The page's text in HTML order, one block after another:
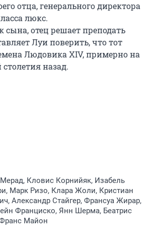
отца, генерального директора
люкс.
сына, отец решает преподать
Луи поверить, что тот
Людовика XIV, примерно на
назад.
Кловис Корнийяк, Изабель
Марк Ризо, Клара Жоли, Кристиан
Александр Стайгер, Франсуа Жирар,
Франциско, Янн Шерма, Беатрис
Майон